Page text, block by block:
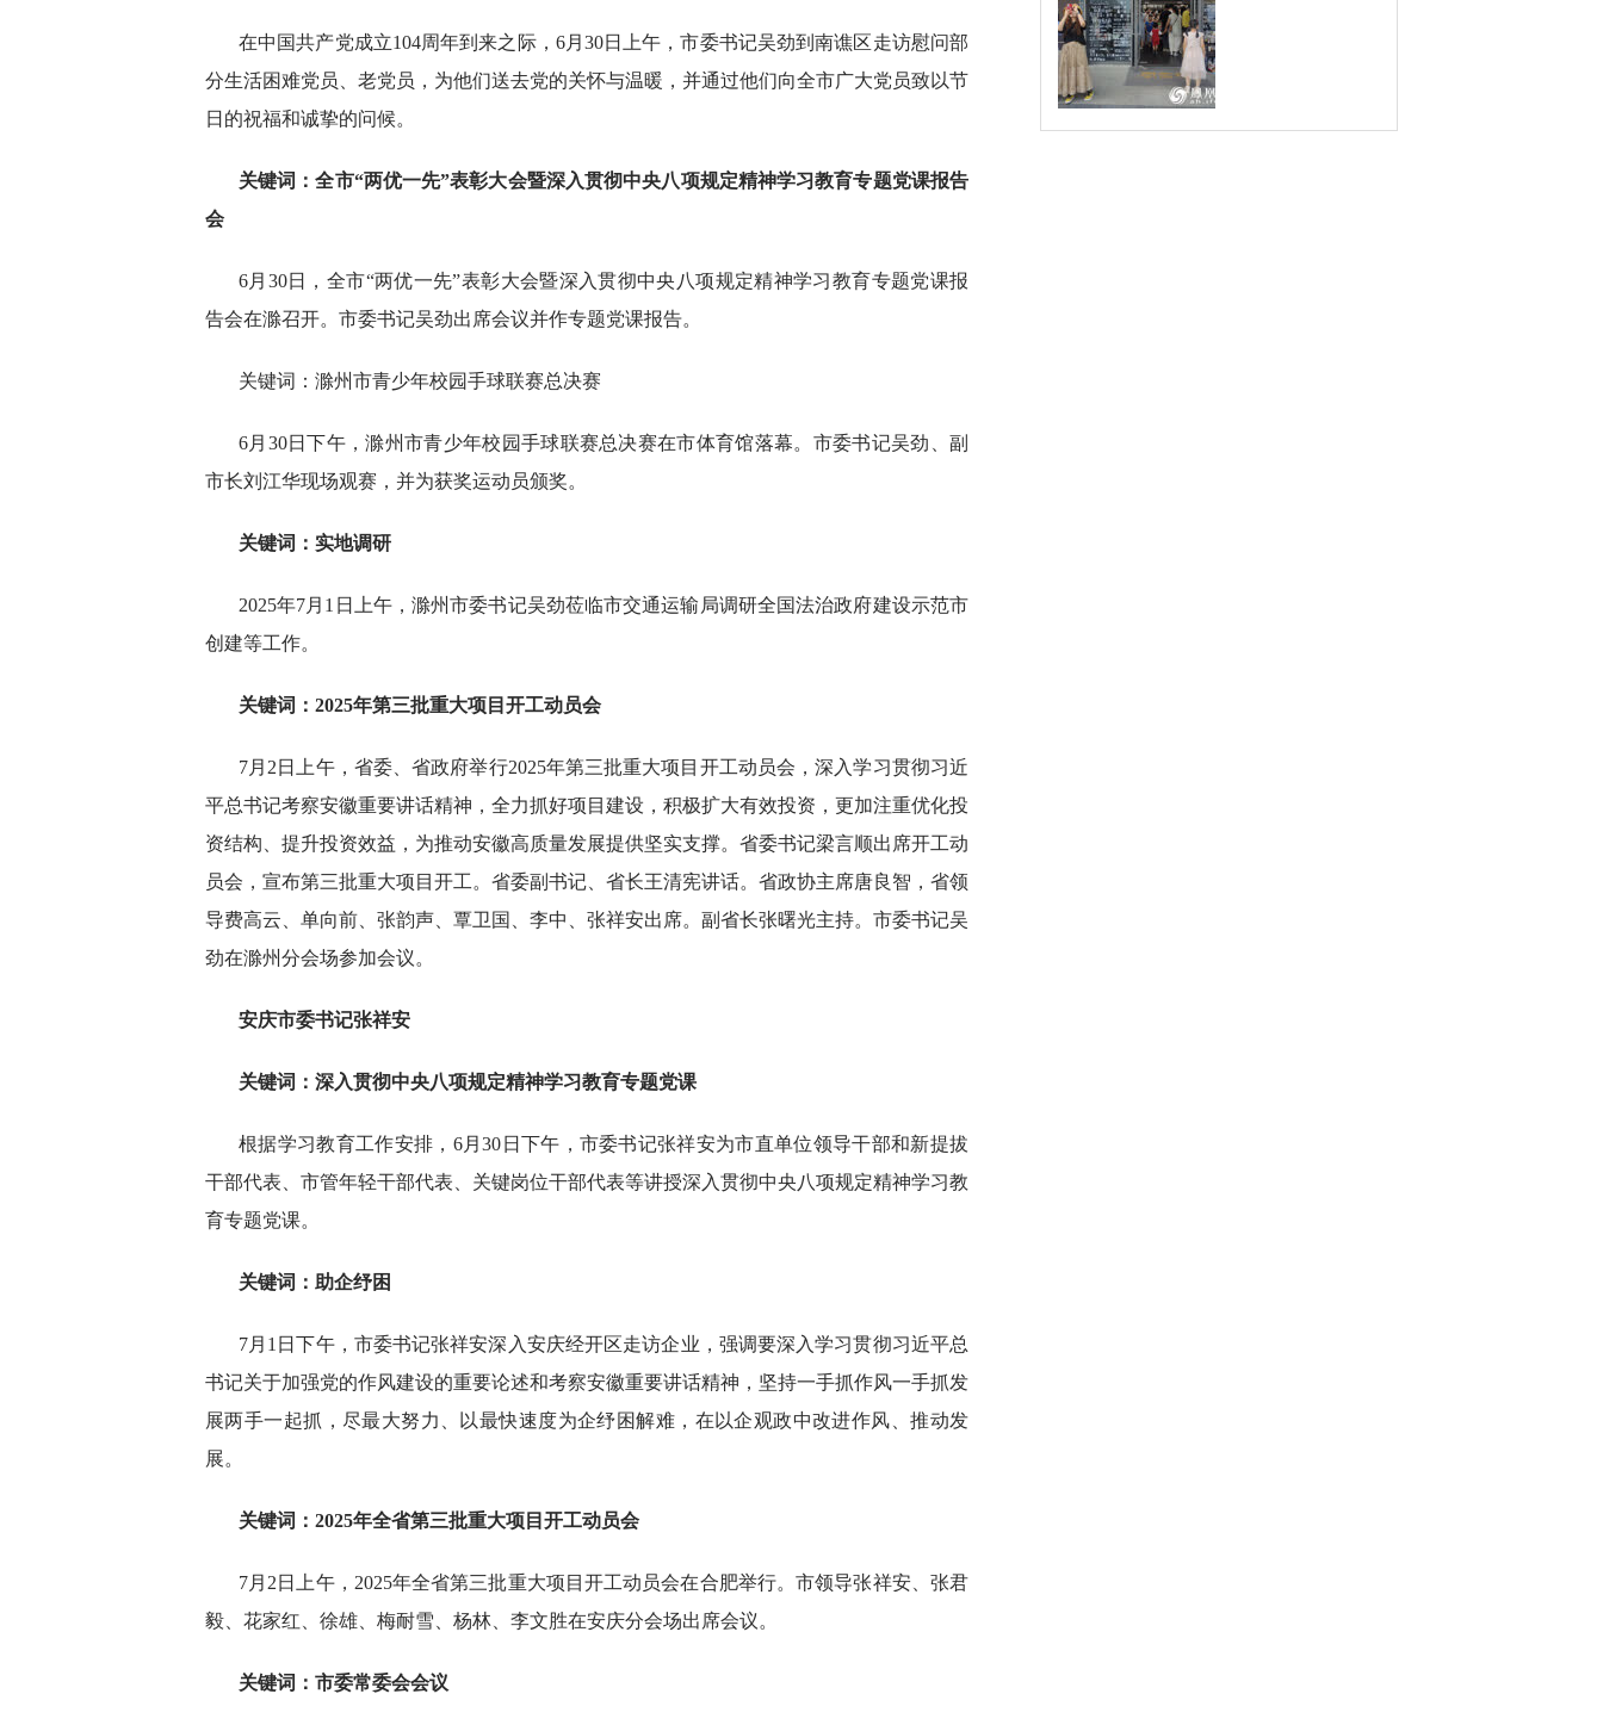
在中国共产党成立104周年到来之际，6月30日上午，市委书记吴劲到南谯区走访慰问部
分生活困难党员、老党员，为他们送去党的关怀与温暖，并通过他们向全市广大党员致以节
日的祝福和诚挚的问候。
关键词：全市“两优一先”表彰大会暨深入贯彻中央八项规定精神学习教育专题党课报告
会
6月30日，全市“两优一先”表彰大会暨深入贯彻中央八项规定精神学习教育专题党课报
告会在滁召开。市委书记吴劲出席会议并作专题党课报告。
关键词：滁州市青少年校园手球联赛总决赛
6月30日下午，滁州市青少年校园手球联赛总决赛在市体育馆落幕。市委书记吴劲、副
市长刘江华现场观赛，并为获奖运动员颁奖。
关键词： 实地调研
2025年7月1日上午，滁州市委书记吴劲莅临市交通运输局调研全国法治政府建设示范市
创建等工作。
关键词：2025年第三批重大项目开工动员会
7月2日上午，省委、省政府举行2025年第三批重大项目开工动员会，深入学习贯彻习近
平总书记考察安徽重要讲话精神，全力抓好项目建设，积极扩大有效投资，更加注重优化投
资结构、提升投资效益，为推动安徽高质量发展提供坚实支撑。省委书记梁言顺出席开工动
员会，宣布第三批重大项目开工。省委副书记、省长王清宪讲话。省政协主席唐良智，省领
导费高云、单向前、张韵声、覃卫国、李中、张祥安出席。副省长张曙光主持。市委书记吴
劲在滁州分会场参加会议。
安庆市委书记张祥安
关键词：深入贯彻中央八项规定精神学习教育专题党课
根据学习教育工作安排，6月30日下午，市委书记张祥安为市直单位领导干部和新提拔
干部代表、市管年轻干部代表、关键岗位干部代表等讲授深入贯彻中央八项规定精神学习教
育专题党课。
关键词：助企纾困
7月1日下午，市委书记张祥安深入安庆经开区走访企业，强调要深入学习贯彻习近平总
书记关于加强党的作风建设的重要论述和考察安徽重要讲话精神，坚持一手抓作风一手抓发
展两手一起抓，尽最大努力、以最快速度为企纾困解难，在以企观政中改进作风、推动发
展。
关键词：2025年全省第三批重大项目开工动员会
7月2日上午，2025年全省第三批重大项目开工动员会在合肥举行。市领导张祥安、张君
毅、花家红、徐雄、梅耐雪、杨林、李文胜在安庆分会场出席会议。
关键词：市委常委会会议